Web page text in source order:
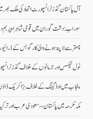
آل پاکستان گڈز ٹرانسپورٹ اتحاد کی ملک
سوراب: دشت گوران میں قومی شاہراہ پر بم
چہتر سے لاپتہ ہونے والی کارگو بس کے
ٹول ٹیکس اور جرمانوں کے خلاف گڈز
پنجاب میں اوڈ گینگ کے خلاف بڑا کریک ڈاؤن، سائبر
مکہ مکرمہ میں پاکستان،، سعودی عرب اور